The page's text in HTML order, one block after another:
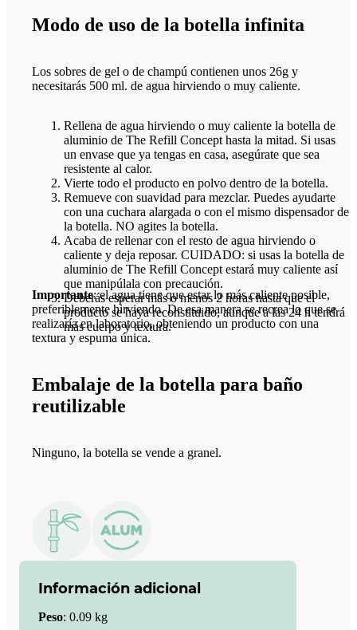
Modo de uso de la botella infinita
Los sobres de gel o de champú contienen unos 26g y
necesitarás 500 ml. de agua hirviendo o muy caliente.
Rellena de agua hirviendo o muy caliente la botella de
aluminio de The Refill Concept hasta la mitad. Si usas
un envase que ya tengas en casa, asegúrate que sea
resistente al calor.
Vierte todo el producto en polvo dentro de la botella.
Remueve con suavidad para mezclar. Puedes ayudarte
con una cuchara alargada o con el mismo dispensador de
la botella. NO agites la botella.
Acaba de rellenar con el resto de agua hirviendo o
caliente y deja reposar. CUIDADO: si usas la botella de
aluminio de The Refill Concept estará muy caliente así
que manipúlala con precaución.
Deberás esperar más o menos 2 horas hasta que el
producto se haya reconstituido, aunque a las 24 h tendrá
más cuerpo y textura.
Importante: el agua tiene que estar lo más caliente posible,
preferiblemente hirviendo. De esa manera se recrea lo que se
realizaría en laboratorio, obteniendo un producto con una
textura y espuma única.
Embalaje de la botella para baño
reutilizable
Ninguno, la botella se vende a granel.
Información adicional
Peso: 0.09 kg